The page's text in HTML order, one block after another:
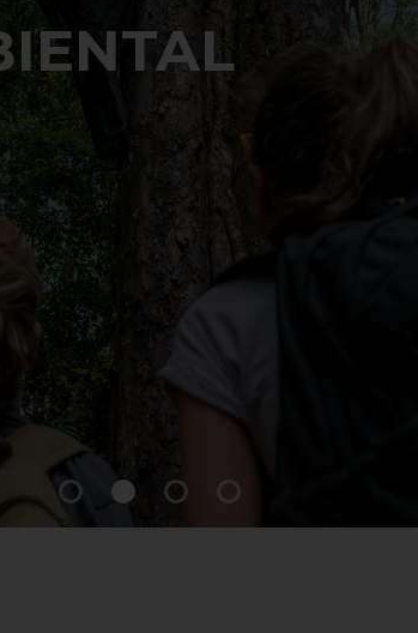
Parque Tantauco a tu